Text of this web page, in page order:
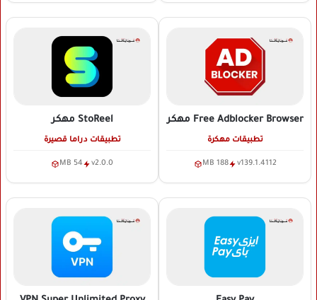
Free Adblocker Browser مهكر
تطبيقات مهكرة
v139.1.4112
188 MB
StoReel مهكر
تطبيقات دراما قصيرة
v2.0.0
54 MB